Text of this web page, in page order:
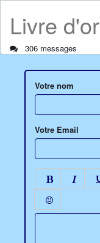
Livre d'or
306 messages
Votre nom
Votre Email